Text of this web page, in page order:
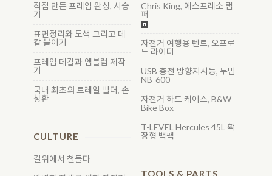
직접 만든 프레임 완성, 시승
기
표면정리와 도색 그리고 데
칼 붙이기
프레임 데칼과 엠블럼 제작
기
국내 최초의 트레일 빌더, 손
창환
CULTURE
길위에서 철들다
Chris King, 에스프레소 탬
퍼
자전거 여행용 텐트, 오프로
드 라이더
USB 충전 방향지시등, 누빔
NB-600
자전거 하드 케이스, B&W
Bike Box
T-LEVEL Hercules 45L 확
장형 백팩
TOOLS & PARTS